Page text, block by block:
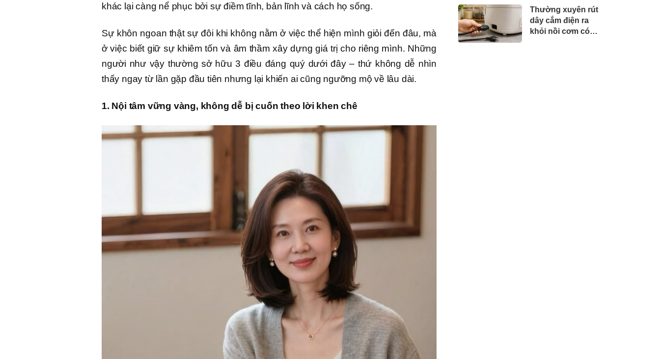
khác lại càng nể phục bởi sự điềm tĩnh, bản lĩnh và cách họ sống.
Sự khôn ngoan thật sự đôi khi không nằm ở việc thể hiện mình giỏi đến đâu, mà
ở việc biết giữ sự khiêm tốn và âm thầm xây dựng giá trị cho riêng mình. Những
người như vậy thường sở hữu 3 điều đáng quý dưới đây – thứ không dễ nhìn
thấy ngay từ lần gặp đầu tiên nhưng lại khiến ai cũng ngưỡng mộ về lâu dài.
1. Nội tâm vững vàng, không dễ bị cuốn theo lời khen chê
chung cư làm nhà
ở, "phủ" đồ hiệu
đắt đỏ
Thường xuyên rút
dây cắm điện ra
khỏi nồi cơm có